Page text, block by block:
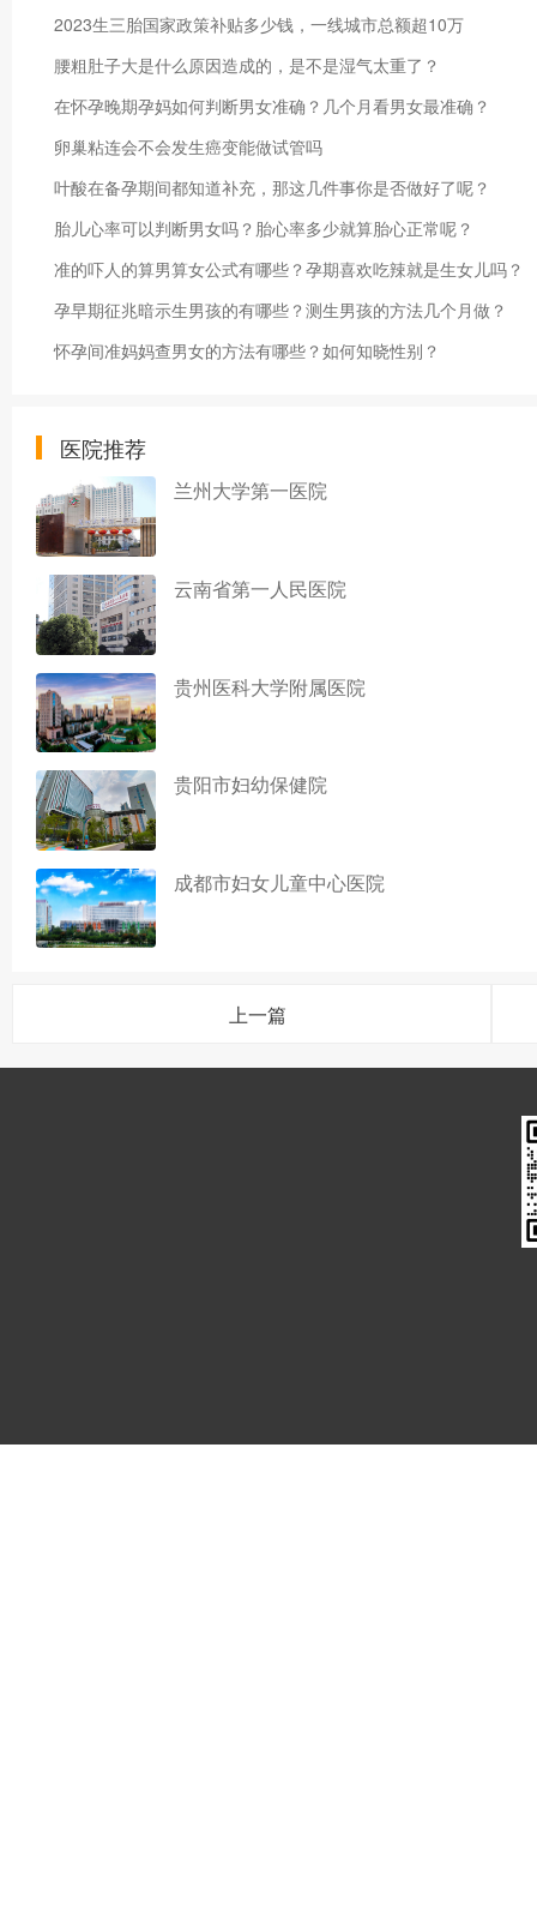
2023生三胎国家政策补贴多少钱，一线城市总额超10万
腰粗肚子大是什么原因造成的，是不是湿气太重了？
在怀孕晚期孕妈如何判断男女准确？几个月看男女最准确？
卵巢粘连会不会发生癌变能做试管吗
叶酸在备孕期间都知道补充，那这几件事你是否做好了呢？
胎儿心率可以判断男女吗？胎心率多少就算胎心正常呢？
准的吓人的算男算女公式有哪些？孕期喜欢吃辣就是生女儿吗？
孕早期征兆暗示生男孩的有哪些？测生男孩的方法几个月做？
怀孕间准妈妈查男女的方法有哪些？如何知晓性别？
医院推荐
兰州大学第一医院
云南省第一人民医院
贵州医科大学附属医院
贵阳市妇幼保健院
成都市妇女儿童中心医院
上一篇